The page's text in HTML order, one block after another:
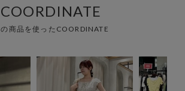
COORDINATE
商品を使ったCOORDINATE